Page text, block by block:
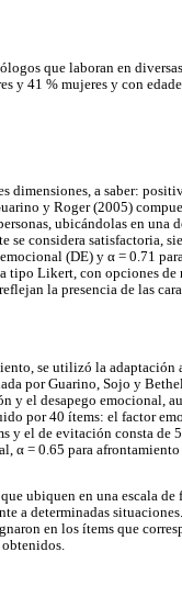
que laboran en
y 41 % mujeres y con
dimensiones, a saber:
y Roger (2005)
ubicándolas en una
se considera satisfactoria,
(DE) y α = 0.71
tipo Likert, con opciones
la presencia de las
se utilizó la
por Guarino, Sojo y
y el desapego emocional,
por 40 ítems: el factor
y el de evitación consta
α = 0.65 para
ubiquen en una escala de
a determinadas
en los ítems que